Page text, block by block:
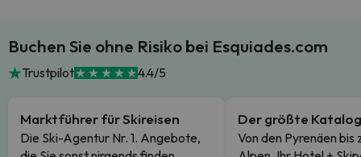
Buchen Sie ohne Risiko bei Esquiades.com
Trustpilot 4.4/5
Marktführer für Skireisen
Die Ski-Agentur Nr. 1. Angebote,
Der größte Katalog
Von den Pyrenäen bis